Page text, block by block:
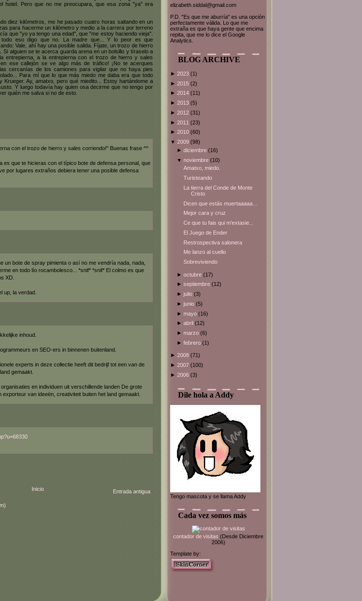
hotel. Pero que no me preocupara, que esa zona "ya" era
diez kilómetros, me he pasado cuatro horas saltando en un
para hacerme un kilómetro y medio a la carrera por terreno
que "yo ya tengo una edad", que "me estoy haciendo vieja".
todo eso digo que no. La madre que... Y lo peor es que
Vale, ahí hay una posible salida. Fíjate, un trozo de hierro
Si alguien se te acerca guarda arena en un bolsillo y tíraselo a
entrepierna, a la entrepierna con el trozo de hierro y sales
ese callejón se ve algo más de tráfico! ¡No te acerques
cercanías de los camiones para vigilar que no haya pies
Para mí que lo que más miedo me daba era que todo
Ay, amatxo, pero qué miedito... Estoy hartándome a
Y luego todavía hay quien osa decirme que no tengo por
quién me salva si no de esto.
con el trozo de hierro y sales corriendo!" Buenas frase ^^
es que te hicieras con el típico bote de defensa personal, que
por lugares extraños debiera tener una posible defensa
un bote de spray pimienta o así no me vendría nada, nada,
en todo lío rocambolesco... *snif* *snif* El colmo es que
XD.
up, la verdad.
inhoud.
en SEO-ers in binnenen buitenland.
experts in deze collectie heeft dit bedrijf tot een van de
gemaakt.
en individuen uit verschillende landen De grote
exporteur van ideeën, creativiteit buiten het land gemaakt.
Entrada antigua
Inicio
elizabeth.siddal@gmail.com
P.D. "Es que me aburría" es una opción
perfectamente válida. Lo que me
extraña es que haya gente que encima
repita, que me lo dice el Google
Analytics.
BLOG ARCHIVE
► 2023 (1)
► 2015 (2)
► 2014 (11)
► 2013 (5)
► 2012 (31)
► 2011 (23)
► 2010 (60)
▼ 2009 (98)
►diciembre(16)
▼noviembre(10)
Amatxo, miedo.
Turisteando
La tierra del Conde de Monte
Cristo
Dicen que estás muertaaaaa...
Mejor cara y cruz
Ce que tu fais qui m'extasie...
El Juego de Ender
Restrospectiva salonera
Me lanzo al cuello
Sobreviviendo
►octubre(17)
►septiembre(12)
►julio(3)
►junio(5)
►mayo(16)
►abril(12)
►marzo(6)
►febrero(1)
► 2008 (71)
► 2007 (100)
► 2006 (3)
Dile hola a Addy
Tengo mascota y se llama Addy
Cada vez somos más
contador de visitas (Desde Diciembre
2006)
Template by: